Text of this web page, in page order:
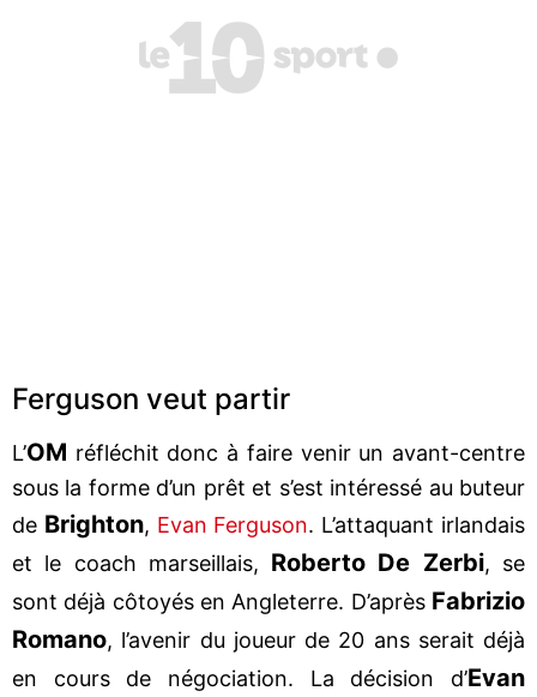
Ferguson veut partir
L’OM réfléchit donc à faire venir un avant-centre
sous la forme d’un prêt et s’est intéressé au buteur
de Brighton, Evan Ferguson. L’attaquant irlandais
et le coach marseillais, Roberto De Zerbi, se
sont déjà côtoyés en Angleterre. D’après Fabrizio
Romano, l’avenir du joueur de 20 ans serait déjà
en cours de négociation. La décision d’Evan